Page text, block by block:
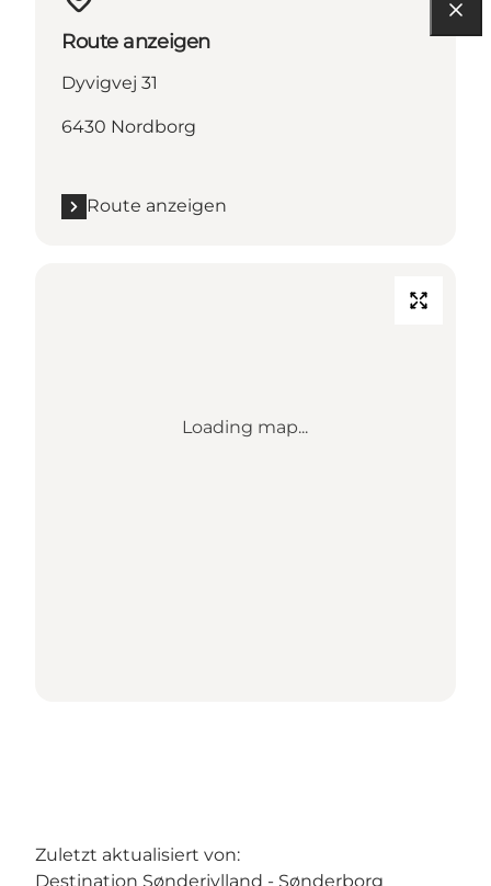
Route anzeigen
Dyvigvej 31
6430 Nordborg
Route anzeigen
Loading map...
Zuletzt aktualisiert von:
Destination Sønderjylland - Sønderborg